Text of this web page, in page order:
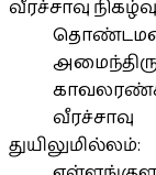
வீரச்சாவு
வீரச்சாவு
துயிலுமில்லம்: